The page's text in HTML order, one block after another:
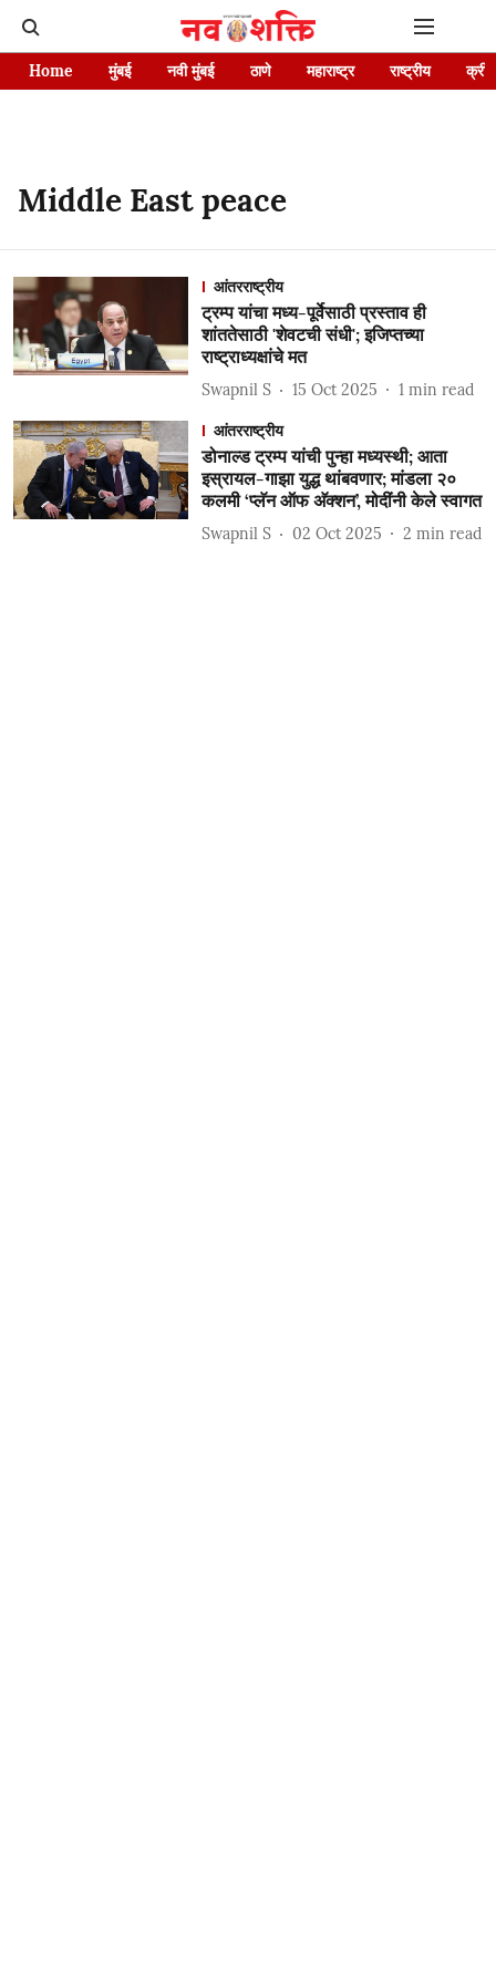
Home मुंबई नवी मुंबई ठाणे महाराष्ट्र राष्ट्रीय
Middle East peace
आंतरराष्ट्रीय
ट्रम्प यांचा मध्य-पूर्वेसाठी प्रस्ताव ही
शांततेसाठी 'शेवटची संधी'; इजिप्तच्या
राष्ट्राध्यक्षांचे मत
Swapnil S 15 Oct 2025 1 min read
आंतरराष्ट्रीय
डोनाल्ड ट्रम्प यांची पुन्हा मध्यस्थी; आता
इस्रायल-गाझा युद्ध थांबवणार; मांडला २०
कलमी ‘प्लॅन ऑफ अ‍ॅक्शन’, मोदींनी केले स्वागत
Swapnil S 02 Oct 2025 2 min read